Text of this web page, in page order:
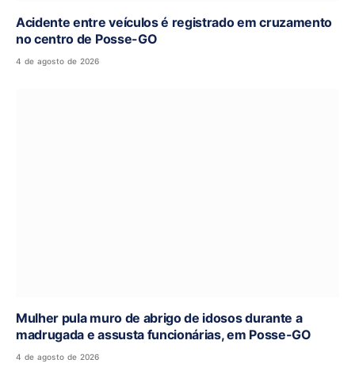
Acidente entre veículos é registrado em cruzamento
no centro de Posse-GO
4 de agosto de 2026
Mulher pula muro de abrigo de idosos durante a
madrugada e assusta funcionárias, em Posse-GO
4 de agosto de 2026